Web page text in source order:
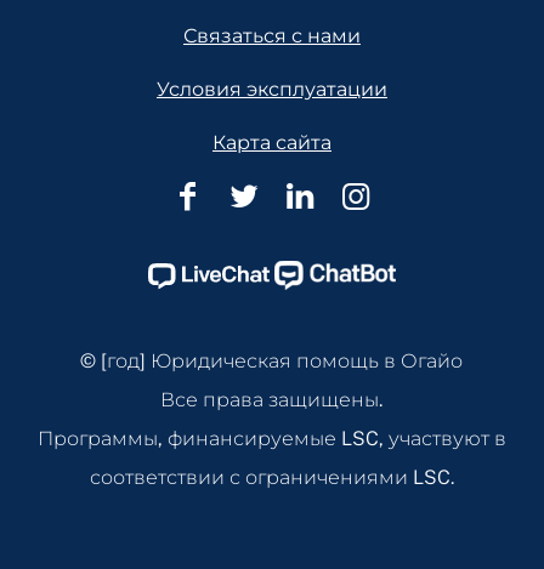
Связаться с нами
Условия эксплуатации
Карта сайта
Юридическая
в
Facebook
Page
Юридическая
в
Twitter
Page
Юридическая
в
Linkedin
Page
в
Instagram
Page
© [год] Юридическая помощь в Огайо
Все права защищены.
Программы, финансируемые LSC, участвуют в
соответствии с ограничениями LSC.